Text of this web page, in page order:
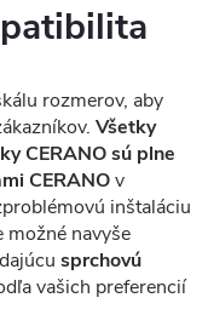
rozmerov, aby
Všetky
CERANO sú plne
CERANOv
inštaláciu
možné navyše
sprchovú
vašich preferencií